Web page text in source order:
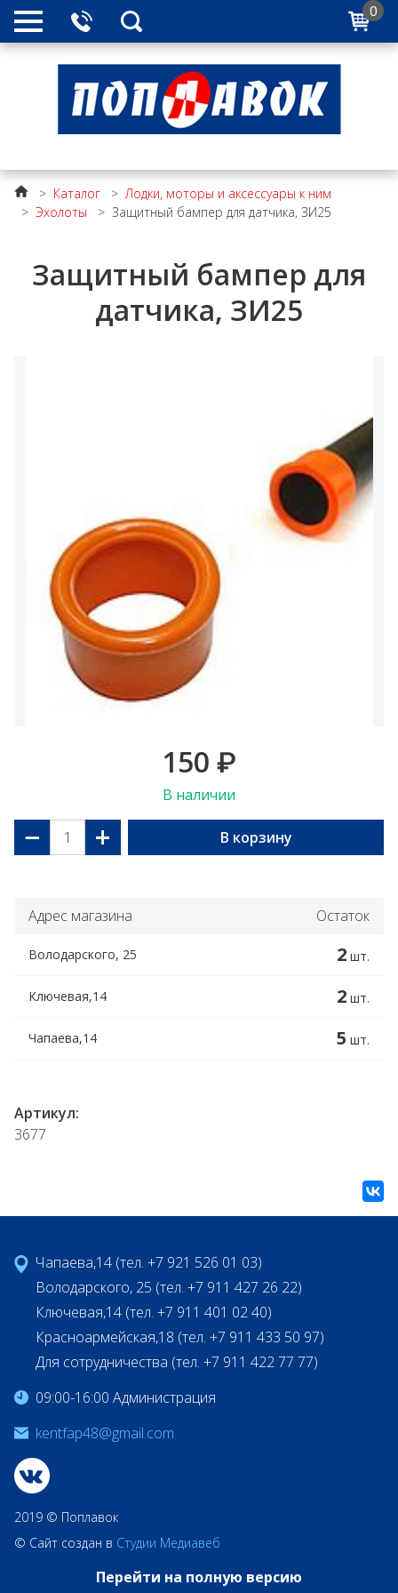
0
> Каталог >Лодки, моторы и аксессуары к ним
> Эхолоты > Защитный бампер для датчика, ЗИ25
Защитный бампер для
датчика, ЗИ25
150 ₽
В наличии
− + В корзину
Адрес магазина Остаток
Володарского, 25 2 шт.
Ключевая,14 2 шт.
Чапаева,14 5 шт.
Артикул:
3677
Чапаева,14 (тел. +7 921 526 01 03)
Володарского, 25 (тел. +7 911 427 26 22)
Ключевая,14 (тел. +7 911 401 02 40)
Красноармейская,18 (тел. +7 911 433 50 97)
Для сотрудничества (тел. +7 911 422 77 77)
09:00-16:00 Администрация
kentfap48@gmail.com
2019 © Поплавок
© Сайт создан в Студии Медиавеб
Перейти на полную версию